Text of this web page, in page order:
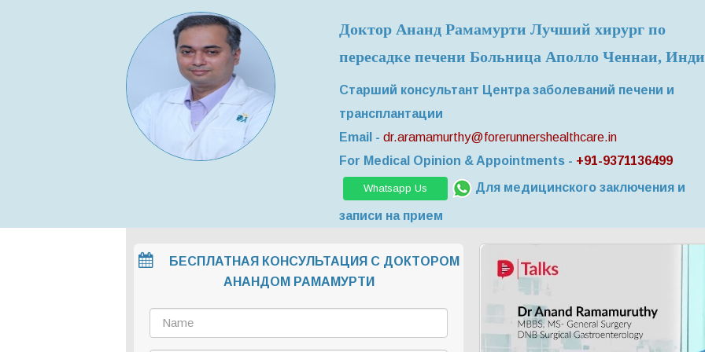
Доктор Ананд Рамамурти Лучший хирург по
пересадке печени Больница Аполло Ченнаи,
Старший консультант Центра заболеваний печени и
трансплантации
Email - dr.aramamurthy@forerunnershealthcare.in
For Medical Opinion & Appointments - +91-9371136499
Whatsapp Us Для медицинского заключения и
записи на прием
БЕСПЛАТНАЯ КОНСУЛЬТАЦИЯ С ДОКТОРОМ
АНАНДОМ РАМАМУРТИ